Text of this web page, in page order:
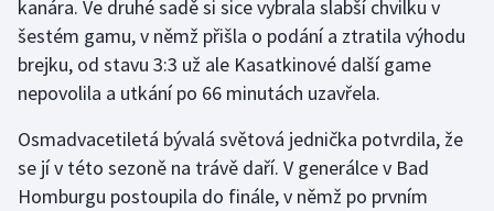
Vodní slalom
Volejbal
Ostatní
kanára. Ve druhé sadě si sice vybrala slabší chvilku v
šestém gamu, v němž přišla o podání a ztratila výhodu
brejku, od stavu 3:3 už ale Kasatkinové další game
nepovolila a utkání po 66 minutách uzavřela.
Osmadvacetiletá bývalá světová jednička potvrdila, že
se jí v této sezoně na trávě daří. V generálce v Bad
Homburgu postoupila do finále, v němž po prvním